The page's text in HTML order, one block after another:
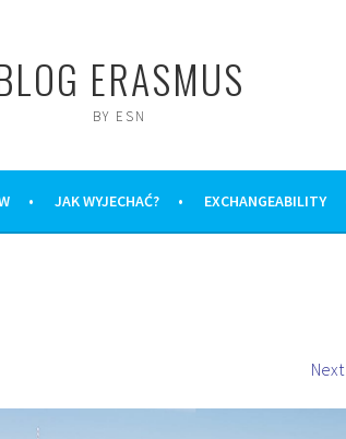
ERASMUS
BY ESN
JAK WYJECHAĆ? EXCHANGEABILITY
Next